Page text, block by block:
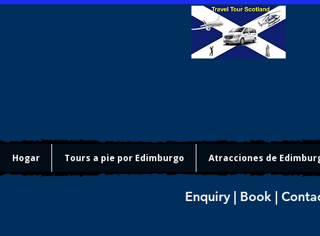
Hogar Tours a pie por Edimburgo Atracciones de
Enquiry | Book |